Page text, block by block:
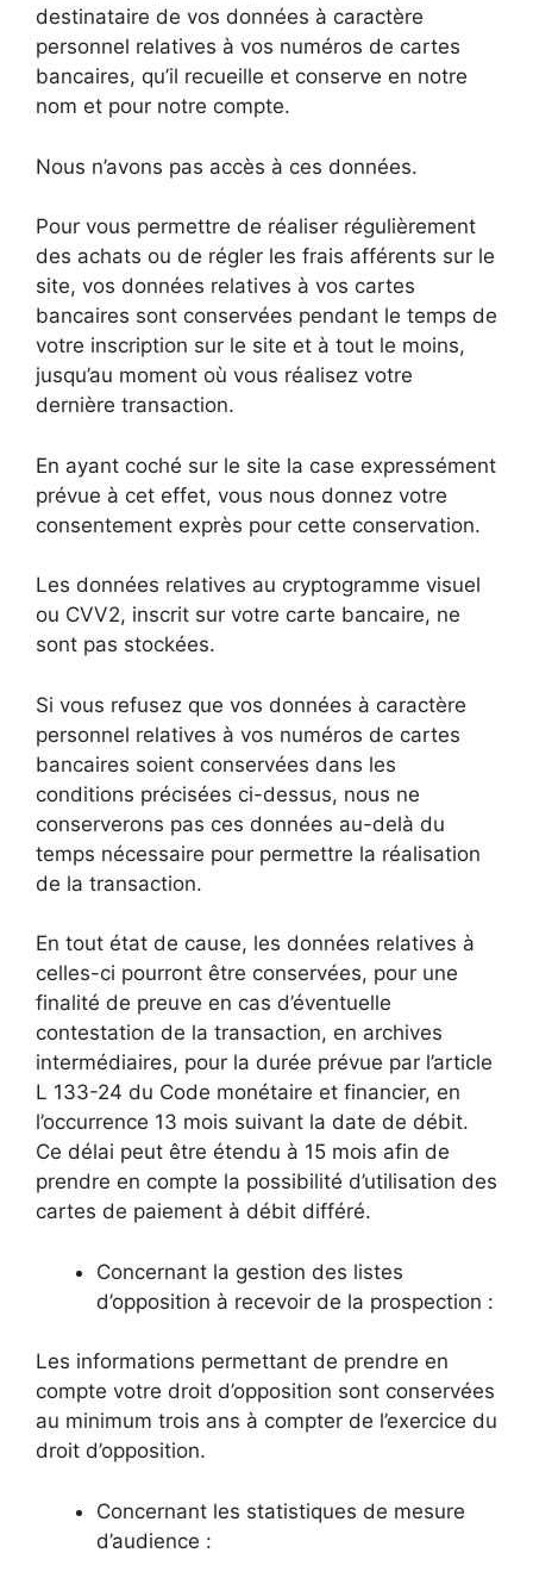
destinataire de vos données à caractère
personnel relatives à vos numéros de cartes
bancaires, qu’il recueille et conserve en notre
nom et pour notre compte.
Nous n’avons pas accès à ces données.
Pour vous permettre de réaliser régulièrement
des achats ou de régler les frais afférents sur le
site, vos données relatives à vos cartes
bancaires sont conservées pendant le temps de
votre inscription sur le site et à tout le moins,
jusqu’au moment où vous réalisez votre
dernière transaction.
En ayant coché sur le site la case expressément
prévue à cet effet, vous nous donnez votre
consentement exprès pour cette conservation.
Les données relatives au cryptogramme visuel
ou CVV2, inscrit sur votre carte bancaire, ne
sont pas stockées.
Si vous refusez que vos données à caractère
personnel relatives à vos numéros de cartes
bancaires soient conservées dans les
conditions précisées ci-dessus, nous ne
conserverons pas ces données au-delà du
temps nécessaire pour permettre la réalisation
de la transaction.
En tout état de cause, les données relatives à
celles-ci pourront être conservées, pour une
finalité de preuve en cas d’éventuelle
contestation de la transaction, en archives
intermédiaires, pour la durée prévue par l’article
L 133-24 du Code monétaire et financier, en
l’occurrence 13 mois suivant la date de débit.
Ce délai peut être étendu à 15 mois afin de
prendre en compte la possibilité d’utilisation des
cartes de paiement à débit différé.
Concernant la gestion des listes
d’opposition à recevoir de la prospection :
Les informations permettant de prendre en
compte votre droit d’opposition sont conservées
au minimum trois ans à compter de l’exercice du
droit d’opposition.
Concernant les statistiques de mesure
d’audience :